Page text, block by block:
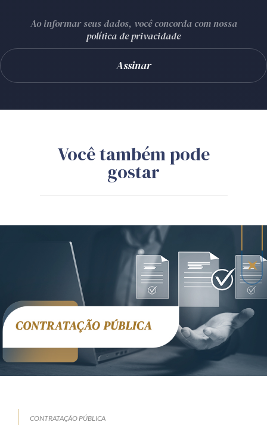
Ao informar seus dados, você concorda com nossa
política de privacidade
Você também pode
gostar
CONTRATAÇÃO PÚBLICA